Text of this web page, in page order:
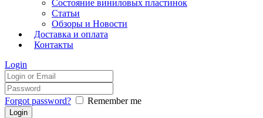
Состояние виниловых пластинок
Статьи
Обзоры и Новости
Доставка и оплата
Контакты
Login
Forgot password? Remember me